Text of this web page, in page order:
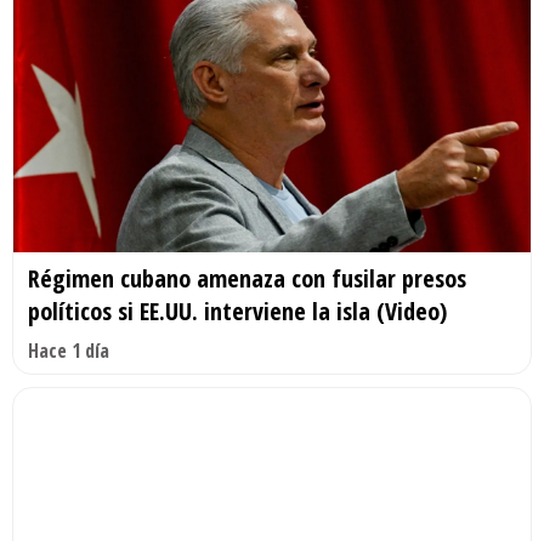
Régimen cubano amenaza con fusilar presos
políticos si EE.UU. interviene la isla (Video)
Hace 1 día